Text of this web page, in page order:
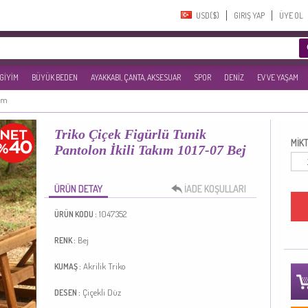
USD($)‎ GIRIŞ YAP ÜYE OL
BÜYÜK BEDEN AYAKKABI, ÇANTA, AKSESUAR SPOR DENİZ EV VE YAŞAM
Triko Çiçek Figürlü Tunik
Pantolon İkili Takım 1017-07 Bej
ÜRÜN DETAY İADE KOŞULLARI
ÜRÜN KODU : 1047352
RENK : Bej
KUMAŞ : AkrilikTriko
DESEN : Çiçekli Düz